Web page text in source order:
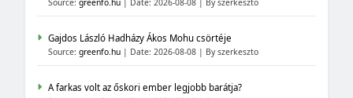
Gajdos László Hadházy Ákos Mohu csörtéje
Source: greenfo.hu Date: 2026-08-08 By szerkeszto
A farkas volt az őskori ember legjobb barátja?